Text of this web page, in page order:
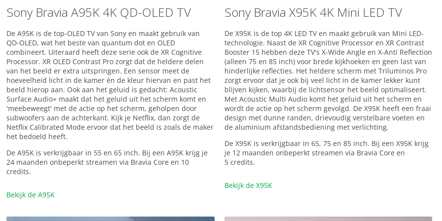
Sony Bravia A95K 4K QD-OLED TV
De A95K is de top-OLED TV van Sony en maakt gebruik van
QD-OLED, wat het beste van quantum dot en OLED
combineert. Uiteraard heeft deze serie ook de XR Cognitive
Processor. XR OLED Contrast Pro zorgt dat de heldere delen
van het beeld er extra uitspringen. Een sensor meet de
hoeveelheid licht in de kamer én de kleur hiervan en past het
beeld hierop aan. Ook aan het geluid is gedacht: Acoustic
Surface Audio+ maakt dat het geluid uit het scherm komt en
'meebeweegt' met de actie op het scherm, geholpen door
subwoofers aan de achterkant. Kijk je Netflix, dan zorgt de
Netflix Calibrated Mode ervoor dat het beeld is zoals de maker
het bedoeld heeft.
De A95K is verkrijgbaar in 55 en 65 inch. Bij een A95K krijg je
24 maanden onbeperkt streamen via Bravia Core en 10
credits.
Bekijk de A95K
Sony Bravia X95K 4K Mini LED TV
De X95K is de top 4K LED TV en maakt gebruik van Mini LED-
technologie. Naast de XR Cognitive Processor en XR Contrast
Booster 15 hebben deze TV's X-Wide Angle en X-Anti Reflection
(alleen 75 en 85 inch) voor brede kijkhoeken en geen last van
hinderlijke reflecties. Het heldere scherm met Triluminos Pro
zorgt ervoor dat je ook bij veel licht in de kamer lekker kunt
blijven kijken, waarbij de lichtsensor het beeld optimaliseert.
Met Acoustic Multi Audio komt het geluid uit het scherm en
wordt de actie op het scherm gevolgd. De X95K heeft een fraai
design met dunne randen, drievoudig verstelbare voeten en
de aluminium afstandsbediening met verlichting.
De X95K is verkrijgbaar in 65, 75 en 85 inch. Bij een X95K krijg
je 12 maanden onbeperkt streamen via Bravia Core en
5 credits.
Bekijk de X95K